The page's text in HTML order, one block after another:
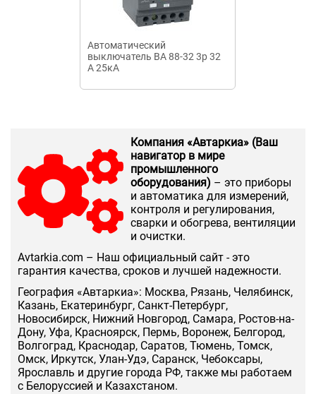
Автоматический
выключатель ВА 88-32 3р 32
А 25кА
Компания «Автаркиа» (Ваш
навигатор в мире
промышленного
оборудования) – это приборы
и автоматика для измерений,
контроля и регулирования,
сварки и обогрева, вентиляции
и очистки.
Аvtarkia.com – Наш официальный сайт - это
гарантия качества, сроков и лучшей надежности.
География «Автаркиа»: Москва, Рязань, Челябинск,
Казань, Екатеринбург, Санкт-Петербург,
Новосибирск, Нижний Новгород, Самара, Ростов-на-
Дону, Уфа, Красноярск, Пермь, Воронеж, Белгород,
Волгоград, Краснодар, Саратов, Тюмень, Томск,
Омск, Иркутск, Улан-Удэ, Саранск, Чебоксары,
Ярославль и другие города РФ, также мы работаем
с Белоруссией и Казахстаном.